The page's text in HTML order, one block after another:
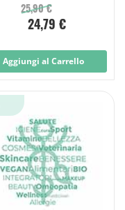
25,90 €
24,79 €
Aggiungi al Carrello